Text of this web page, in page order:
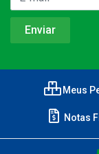
Meus
Notas